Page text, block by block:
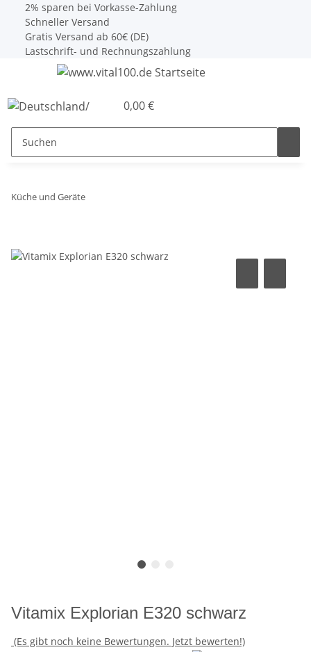
2% sparen bei Vorkasse-Zahlung
Schneller Versand
Gratis Versand ab 60€ (DE)
Lastschrift- und Rechnungszahlung
0,00 €
Küche und Geräte
Vitamix Explorian E320 schwarz
(Es gibt noch keine Bewertungen. Jetzt bewerten!)